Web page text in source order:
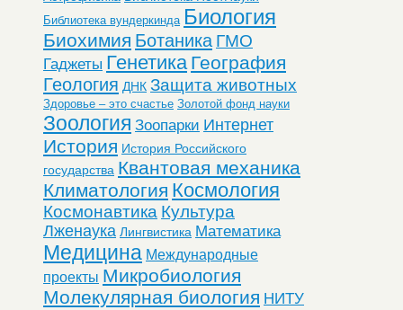
Библиотека вундеркинда Биология
Биохимия Ботаника ГМО
Гаджеты Генетика География
Геология ДНК Защита животных
Здоровье – это счастье Золотой фонд науки
Зоология Зоопарки Интернет
История История Российского
государства Квантовая механика
Климатология Космология
Космонавтика Культура
Лженаука Лингвистика Математика
Медицина Международные
проекты Микробиология
Молекулярная биология НИТУ